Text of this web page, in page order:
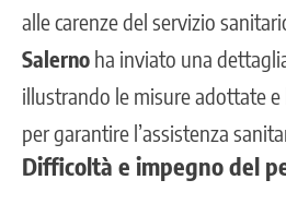
alle carenze del servizio
Salerno ha inviato una
illustrando le misure adottate
per garantire l’assistenza
Difficoltà e impegno del